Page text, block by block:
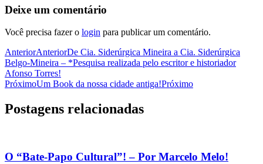
Deixe um comentário
Você precisa fazer o login para publicar um comentário.
AnteriorAnteriorDe Cia. Siderúrgica Mineira a Cia. Siderúrgica
Belgo-Mineira – *Pesquisa realizada pelo escritor e historiador
Afonso Torres!
PróximoUm Book da nossa cidade antiga!Próximo
Postagens relacionadas
O “Bate-Papo Cultural”! – Por Marcelo Melo!